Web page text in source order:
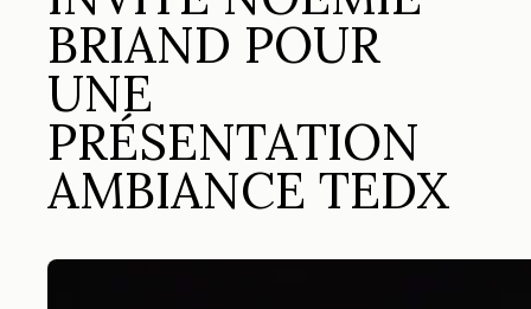
BRIAND POUR
UNE
PRÉSENTATION
AMBIANCE TEDX